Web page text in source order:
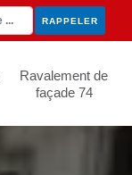
Ravalement de
façade 74